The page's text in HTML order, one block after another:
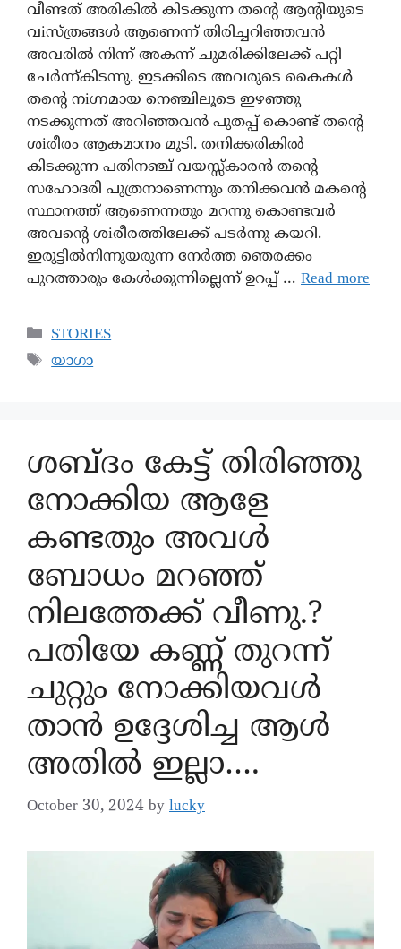
വീണ്ടത് അരികിൽ കിടക്കുന്ന തന്റെ ആന്റിയുടെ
വiസ്ത്രങ്ങൾ ആണെന്ന് തിരിച്ചറിഞ്ഞവൻ
അവരിൽ നിന്ന് അകന്ന് ചുമരിക്കിലേക്ക് പറ്റി
ചേർന്ന്കിടന്നു. ഇടക്കിടെ അവരുടെ കൈകൾ
തന്റെ നiഗ്നമായ നെഞ്ചിലൂടെ ഇഴഞ്ഞു
നടക്കുന്നത് അറിഞ്ഞവൻ പുതപ്പ് കൊണ്ട് തന്റെ
ശiരീരം ആകമാനം മൂടി. തനിക്കരികിൽ
കിടക്കുന്ന പതിനഞ്ച് വയസ്സ്കാരൻ തന്റെ
സഹോദരീ പുത്രനാണെന്നും തനിക്കവൻ മകന്റെ
സ്ഥാനത്ത് ആണെന്നതും മറന്നു കൊണ്ടവർ
അവന്റെ ശiരീരത്തിലേക്ക് പടർന്നു കയറി.
ഇരുട്ടിൽനിന്നുയരുന്ന നേർത്ത ഞെരക്കം
പുറത്താരും കേൾക്കുന്നില്ലെന്ന്‌ ഉറപ്പ് … Read more
STORIES
യാഗാ
ശബ്ദം കേട്ട് തിരിഞ്ഞു
നോക്കിയ ആളേ
കണ്ടതും അവൾ
ബോധം മറഞ്ഞ്
നിലത്തേക്ക് വീണു.?
പതിയേ കണ്ണ് തുറന്ന്
ചുറ്റും നോക്കിയവൾ
താൻ ഉദ്ദേശിച്ച ആൾ
അതിൽ ഇല്ലാ….
October 30, 2024 by lucky